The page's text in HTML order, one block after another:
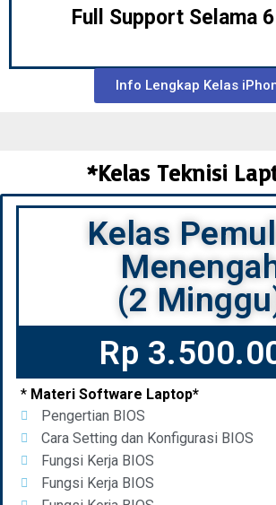
Full Support Selama
Info Lengkap Kelas
*Kelas Teknisi
Kelas
(2
Rp
* Materi Software Laptop*
Pengertian BIOS
Cara Setting dan Konfigurasi BIOS
Fungsi Kerja BIOS
Fungsi Kerja BIOS